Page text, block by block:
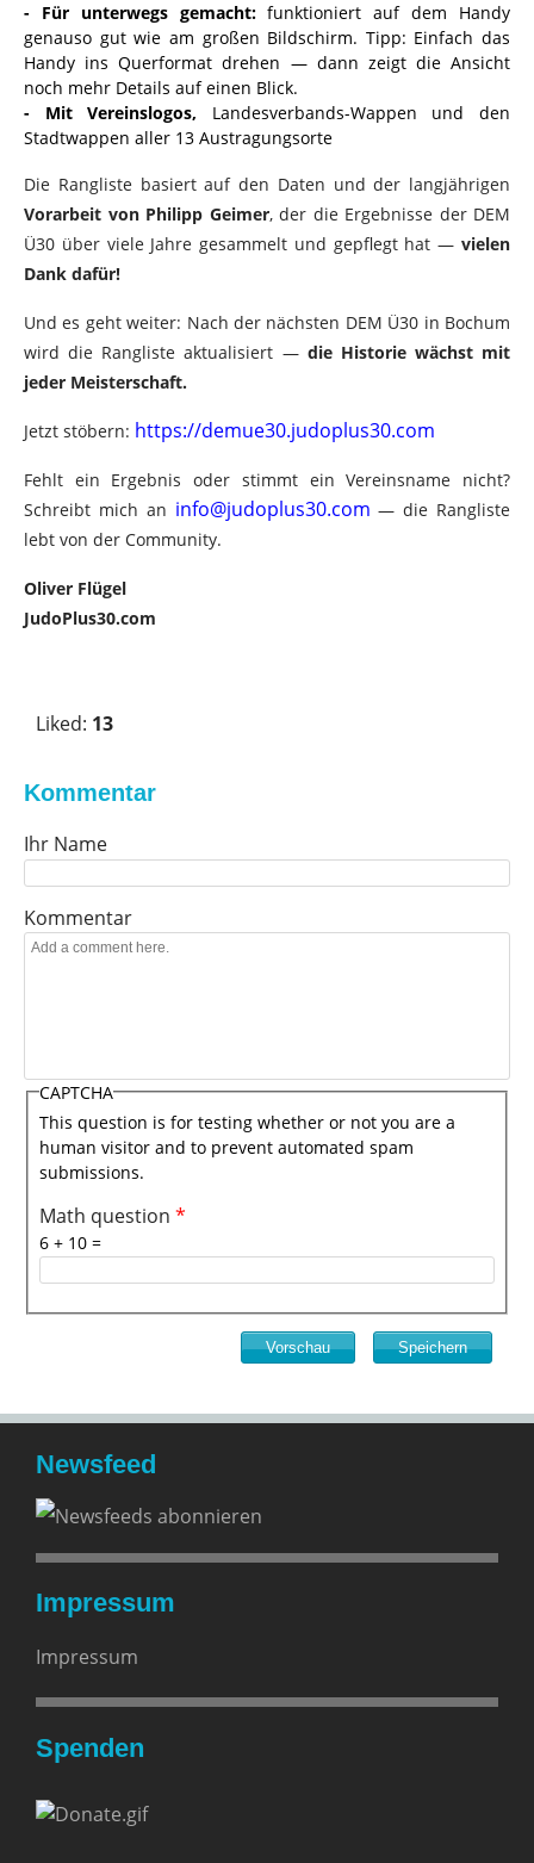
- Für unterwegs gemacht:funktioniert auf dem Handy
genauso gut wie am großen Bildschirm. Tipp: Einfach das
Handy ins Querformat drehen — dann zeigt die Ansicht
noch mehr Details auf einen Blick.
- Mit Vereinslogos, Landesverbands-Wappen und den
Stadtwappen aller 13 Austragungsorte
Die Rangliste basiert auf den Daten und der langjährigen
Vorarbeit von Philipp Geimer, der die Ergebnisse der DEM
Ü30 über viele Jahre gesammelt und gepflegt hat — vielen
Dank dafür!
Und es geht weiter: Nach der nächsten DEM Ü30 in Bochum
wird die Rangliste aktualisiert — die Historie wächst mit
jeder Meisterschaft.
Jetzt stöbern: https://demue30.judoplus30.com
Fehlt ein Ergebnis oder stimmt ein Vereinsname nicht?
Schreibt mich an info@judoplus30.com— die Rangliste
lebt von der Community.
Oliver Flügel
JudoPlus30.com
t
u
!
Liked: 13
Kommentar
Ihr Name
Kommentar
CAPTCHA
This question is for testing whether or not you are a
human visitor and to prevent automated spam
submissions.
Math question *
6 + 10 =
Newsfeed
Impressum
Impressum
Spenden